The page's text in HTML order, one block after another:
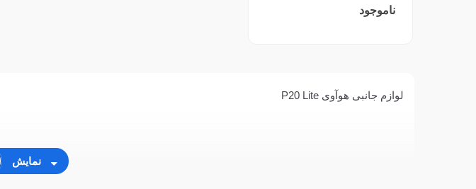
ناموجود
لوازم جانبی هوآوی P20 Lite
نمایش